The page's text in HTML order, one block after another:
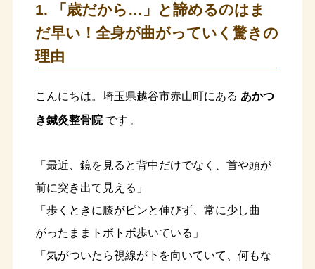
1. 「歳だから…」と諦めるのはま
だ早い！全身が曲がっていく驚きの
理由
こんにちは。埼玉県越谷市赤山町にある あかつ
き鍼灸整骨院です 。
「最近、鏡を見ると背中だけでなく、首や頭が
前に突き出て見える」
「歩くときに膝がピンと伸びず、常に少し曲
がったままトボトボ歩いている」
「気がついたら視線が下を向いていて、何もな